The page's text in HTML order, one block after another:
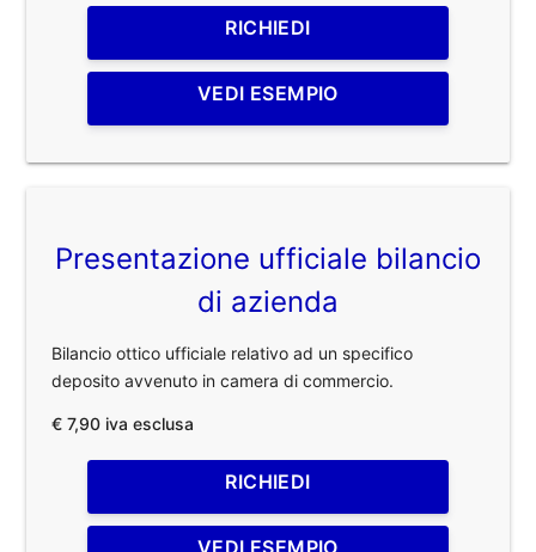
RICHIEDI
VEDI ESEMPIO
Presentazione ufficiale bilancio
di azienda
Bilancio ottico ufficiale relativo ad un specifico
deposito avvenuto in camera di commercio.
€ 7,90 iva esclusa
RICHIEDI
VEDI ESEMPIO